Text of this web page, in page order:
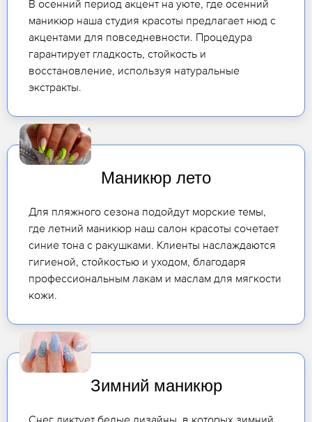
В осенний период акцент на уюте, где осенний
маникюр наша студия красоты предлагает нюд с
акцентами для повседневности. Процедура
гарантирует гладкость, стойкость и
восстановление, используя натуральные
экстракты.
Маникюр лето
Для пляжного сезона подойдут морские темы,
где летний маникюр наш салон красоты сочетает
синие тона с ракушками. Клиенты наслаждаются
гигиеной, стойкостью и уходом, благодаря
профессиональным лакам и маслам для мягкости
кожи.
Зимний маникюр
Снег диктует белые дизайны, в которых зимний